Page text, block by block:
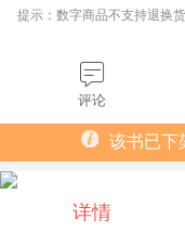
提示：数字商品不支持退换
评论
该书已下
详情